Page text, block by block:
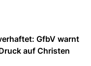
GfbV warnt
auf Christen